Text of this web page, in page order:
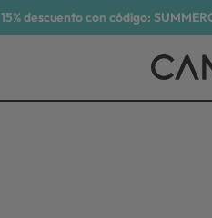
15% descuento con código: